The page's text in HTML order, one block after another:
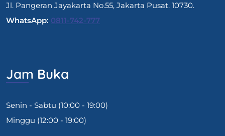
Jl. Pangeran Jayakarta No.55, Jakarta Pusat. 10730.
WhatsApp: 0811-742-777
Jam Buka
Senin - Sabtu (10:00 - 19:00)
Minggu (12:00 - 19:00)